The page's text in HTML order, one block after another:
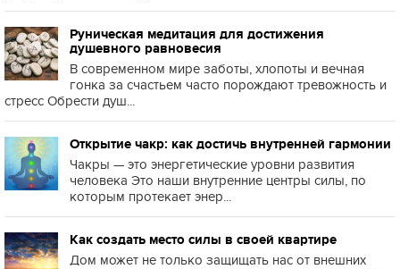
Руническая медитация для достижения
душевного равновесия
В современном мире заботы, хлопоты и вечная
гонка за счастьем часто порождают тревожность и
стресс Обрести душ...
Открытие чакр: как достичь внутренней гармонии
Чакры — это энергетические уровни развития
человека Это наши внутренние центры силы, по
которым протекает энер...
Как создать место силы в своей квартире
Дом может не только защищать нас от внешних